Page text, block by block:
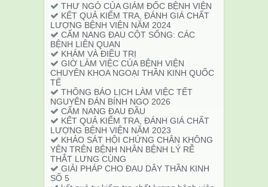
THƯ NGỎ CỦA GIÁM ĐỐC BỆNH VIỆN
KẾT QUẢ KIỂM TRA, ĐÁNH GIÁ CHẤT
LƯỢNG BỆNH VIỆN NĂM 2024
CẨM NANG ĐAU CỘT SỐNG: CÁC
BỆNH LIÊN QUAN
KHÁM VÀ ĐIỀU TRỊ
GIỜ LÀM VIỆC CỦA BỆNH VIỆN
CHUYÊN KHOA NGOẠI THẦN KINH QUỐC
TẾ
THÔNG BÁO LỊCH LÀM VIỆC TẾT
NGUYÊN ĐÁN BÍNH NGỌ 2026
CẨM NANG ĐAU ĐẦU
KẾT QUẢ KIỂM TRA, ĐÁNH GIÁ CHẤT
LƯỢNG BỆNH VIỆN NĂM 2023
KHẢO SÁT HỘI CHỨNG CHÂN KHÔNG
YÊN TRÊN BỆNH NHÂN BỆNH LÝ RỄ
THẮT LƯNG CÙNG
GIẢI PHÁP CHO ĐAU DÂY THẦN KINH
SỐ 5